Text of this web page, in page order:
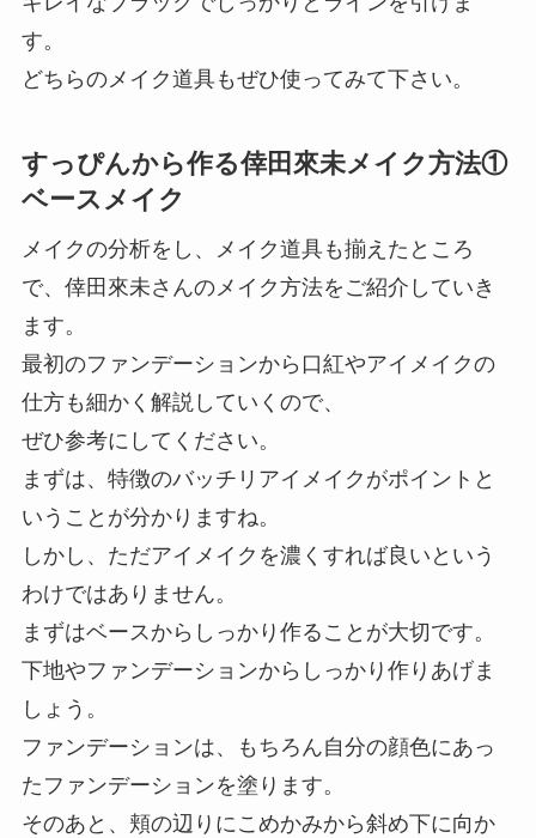
す。
どちらのメイク道具もぜひ使ってみて下さい。
すっぴんから作る倖田來未メイク方法①
ベースメイク
メイクの分析をし、メイク道具も揃えたところ
で、倖田來未さんのメイク方法をご紹介していき
ます。
最初のファンデーションから口紅やアイメイクの
仕方も細かく解説していくので、
ぜひ参考にしてください。
まずは、特徴のバッチリアイメイクがポイントと
いうことが分かりますね。
しかし、ただアイメイクを濃くすれば良いという
わけではありません。
まずはベースからしっかり作ることが大切です。
下地やファンデーションからしっかり作りあげま
しょう。
ファンデーションは、もちろん自分の顔色にあっ
たファンデーションを塗ります。
そのあと、頬の辺りにこめかみから斜め下に向か